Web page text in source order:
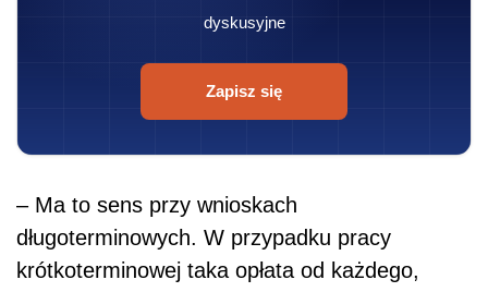
dyskusyjne
Zapisz się
– Ma to sens przy wnioskach
długoterminowych. W przypadku pracy
krótkoterminowej taka opłata od każdego,